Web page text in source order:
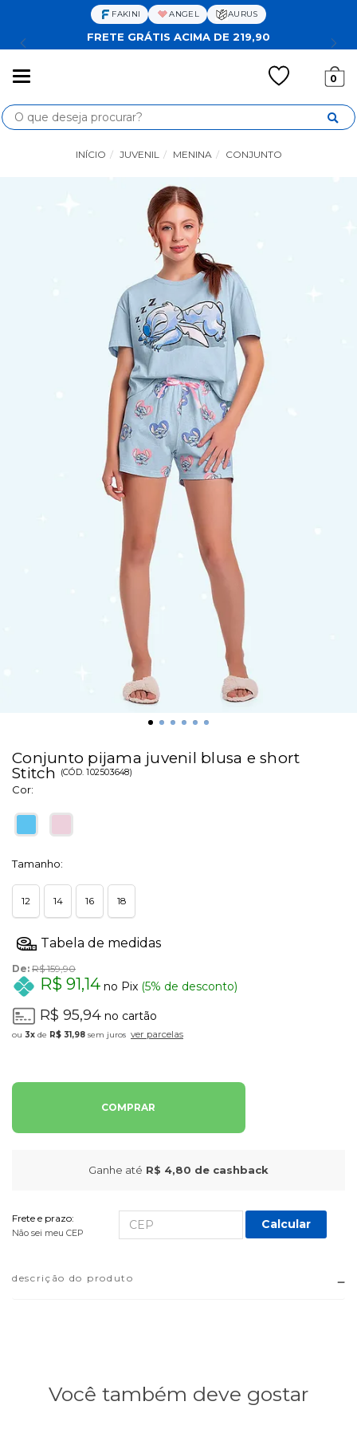
FAKINI ANGEL AURUS
FRETE GRÁTIS ACIMA DE 219,90
0
Busca
INÍCIO JUVENIL MENINA CONJUNTO
Conjunto pijama juvenil blusa e short
Stitch
(CÓD.102503648)
Cor:
Tamanho:
12 14 16 18
De: R$ 159,90
R$ 91,14 no Pix (5% de desconto)
R$ 95,94 no cartão
3x de R$ 31,98 sem juros ver parcelas
COMPRAR
Ganhe até R$ 4,80 de cashback
Frete e prazo:
Não sei meu CEP
Calcular
descrição do produto
Você também deve gostar